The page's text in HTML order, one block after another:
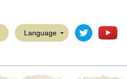
Language 稲敷市